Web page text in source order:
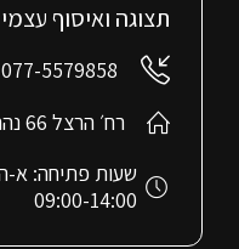
תצוגה ואיסוף
077-5579858
רח׳ הרצל 66 נהריה
09:00-14:00